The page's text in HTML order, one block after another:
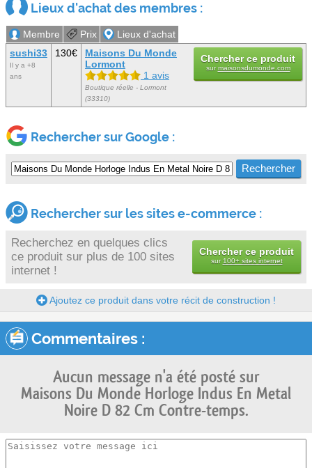
Lieux d'achat des membres :
Membre Prix
Lieux d'achat
sushi33
Il y a +8
ans
130€
Maisons Du Monde
Lormont
1 avis
Boutique réelle - Lormont
(33310)
Chercher ce produit
surmaisonsdumonde.com
Rechercher sur Google :
Rechercher sur les sites e-commerce :
Recherchez en quelques clics
ce produit sur plus de 100 sites
internet !
Chercher ce produit
sur100+ sites internet
Ajoutez ce produit dans votre récit de construction !
Commentaires :
Aucun message n'a été posté sur
Maisons Du Monde Horloge Indus En Metal
Noire D 82 Cm Contre-temps.